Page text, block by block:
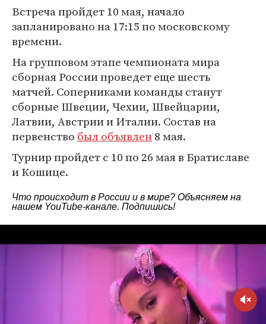
Встреча пройдет 10 мая, начало
запланировано на 17:15 по московскому
времени.
На групповом этапе чемпионата мира
сборная России проведет еще шесть
матчей. Соперниками команды станут
сборные Швеции, Чехии, Швейцарии,
Латвии, Австрии и Италии. Состав на
первенство был объявлен8 мая.
Турнир пройдет с 10 по 26 мая в Братиславе
и Кошице.
Что происходит в России и в мире? Объясняем на
нашем YouTube-канале. Подпишись!